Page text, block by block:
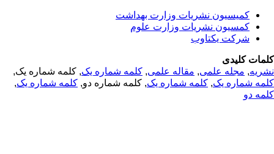
کمیسیون نشریات وزارت بهداشت
کمسیون نشریات وزارت علوم
شرکت یکتاوب
کلیدی
,مجله علمی, مقاله علمی, کلمه شماره یک, کلمه شماره یک,
شماره یک,کلمه شماره یک, کلمه شماره دو,کلمه شماره یک,
دو